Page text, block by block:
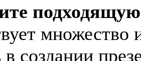
подходящую
множество
создании